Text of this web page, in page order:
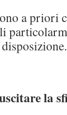
a priori
la